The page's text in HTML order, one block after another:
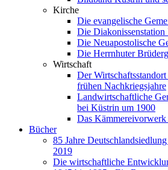
Kirche
Die evangelische
Die
Die Neuapostolische
Die Herrnhuter
Wirtschaft
Der
frühen Nachkriegsjahre
Landwirtschaftliche
bei Küstrin um 1900
Das Kämmereivorwerk
Bücher
85 Jahre
2019
Die wirtschaftliche